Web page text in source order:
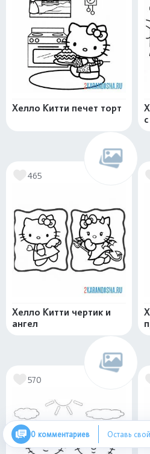
Хелло Китти печет торт
465
Хелло Китти чертик и
ангел
570
0 комментариев Оставь